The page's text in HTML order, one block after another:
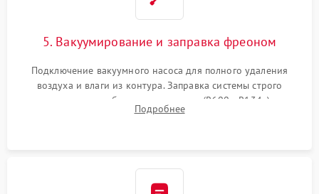
5. Вакуумирование и заправка фреоном
Подключение вакуумного насоса для полного удаления
воздуха и влаги из контура. Заправка системы строго
дозированным объемом хладагента (R600a, R134a) по
электронным весам. Контроль рабочего давления в системе.
Подробнее